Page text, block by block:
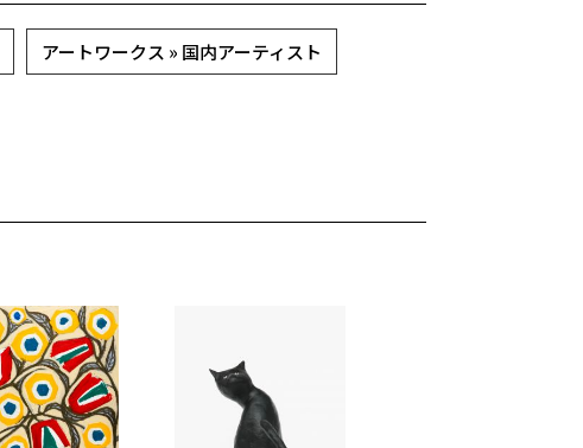
アートワークス » 国内アーティスト